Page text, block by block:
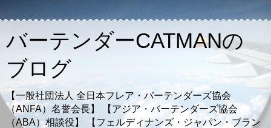
バーテンダーCATMANの
ブログ
【一般社団法人 全日本フレア・バーテンダーズ協会
（ANFA）名誉会長】 【アジア・バーテンダーズ協会
（ABA）相談役】 【フェルディナンズ・ジャパン・ブラン